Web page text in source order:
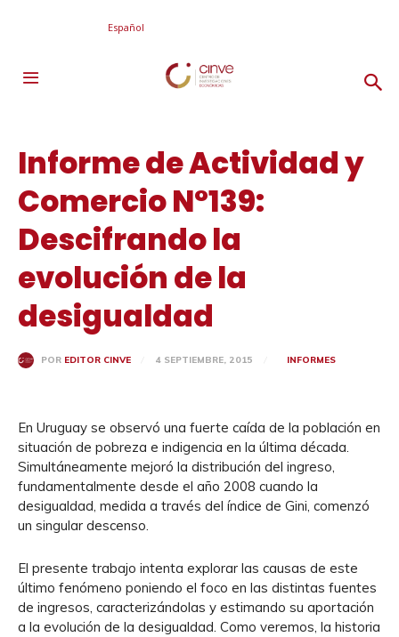
Español
Informe de Actividad y
Comercio N°139:
Descifrando la
evolución de la
desigualdad
POR EDITOR CINVE 4 SEPTIEMBRE, 2015 INFORMES
En Uruguay se observó una fuerte caída de la población en
situación de pobreza e indigencia en la última década.
Simultáneamente mejoró la distribución del ingreso,
fundamentalmente desde el año 2008 cuando la
desigualdad, medida a través del índice de Gini, comenzó
un singular descenso.
El presente trabajo intenta explorar las causas de este
último fenómeno poniendo el foco en las distintas fuentes
de ingresos, caracterizándolas y estimando su aportación
a la evolución de la desigualdad. Como veremos, la historia